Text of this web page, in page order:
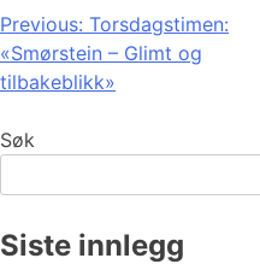
Innleggsnavigasjon
Previous: Torsdagstimen:
«Smørstein – Glimt og
tilbakeblikk»
Søk
Siste innlegg